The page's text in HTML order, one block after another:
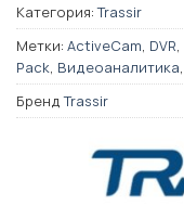
Категория:Trassir
Метки: ActiveCam, DVR,
Pack, Видеоаналитика,
БрендTrassir